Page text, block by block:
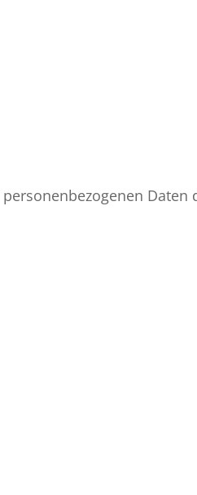
Daten